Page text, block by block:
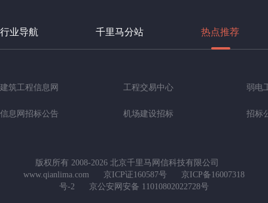
行业导航 千里马分站 热点推荐
建筑工程信息网 工程交易中心 弱电
信息网招标公告 机场建设招标 招标
版权所有 2008-2026 北京千里马网信科技有限公司
www.qianlima.com
京ICP证160587号
京ICP备16007318
号-2
京公安网安备 11010802022728号